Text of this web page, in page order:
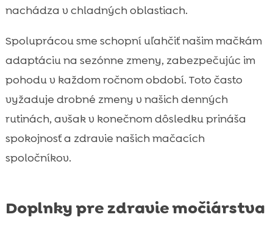
nachádza v chladných oblastiach.
Spoluprácou sme schopní uľahčiť našim mačkám
adaptáciu na sezónne zmeny, zabezpečujúc im
pohodu v každom ročnom období. Toto často
vyžaduje drobné zmeny v našich denných
rutinách, avšak v konečnom dôsledku prináša
spokojnosť a zdravie našich mačacích
spoločníkov.
Doplnky pre zdravie močiárstva